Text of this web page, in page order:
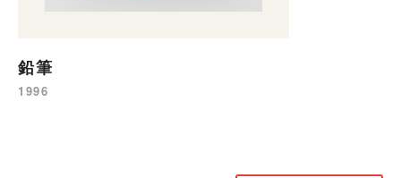
鉛筆
1996